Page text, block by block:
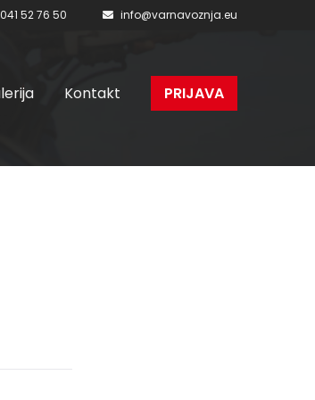
041 52 76 50 info@varnavoznja.eu
Kontakt PRIJAVA